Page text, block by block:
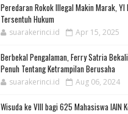
Peredaran Rokok Illegal Makin Marak, YI
Tersentuh Hukum
suarakerinci.id Apr 15, 2025
Berbekal Pengalaman, Ferry Satria
Penuh Tentang Ketrampilan Berusaha
suarakerinci.id Aug 06, 2024
Wisuda ke VIII bagi 625 Mahasiswa IAIN